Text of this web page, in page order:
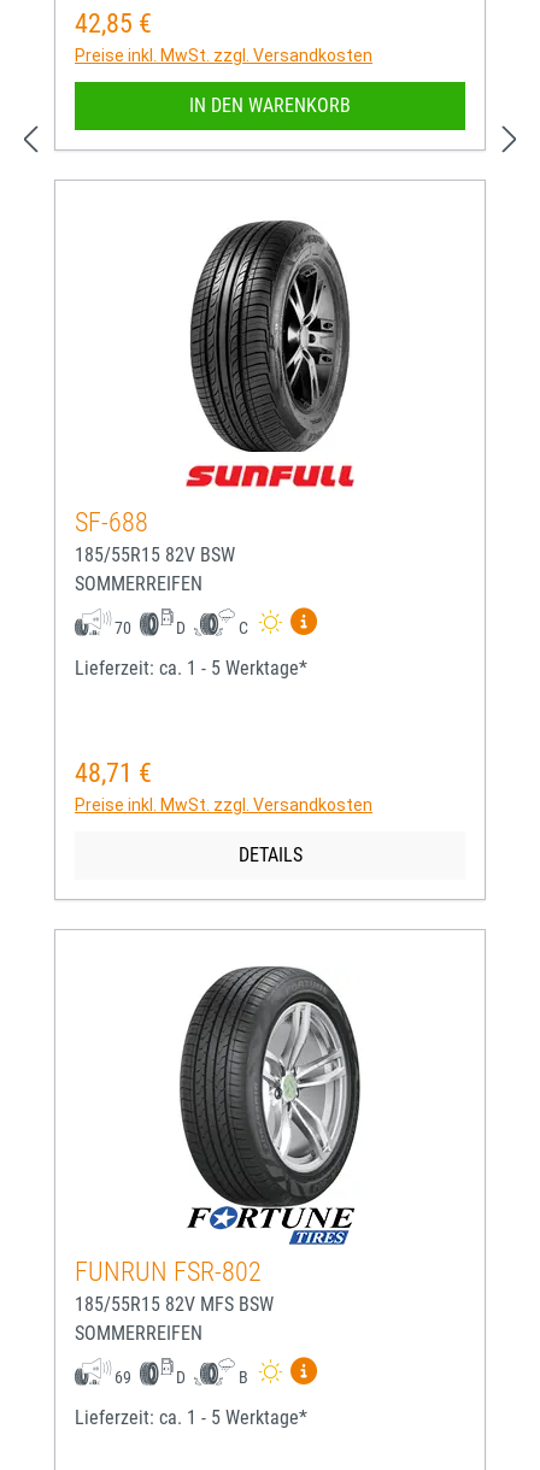
Regulärer Preis:
42,85 €
Preise inkl. MwSt. zzgl. Versandkosten
IN DEN WARENKORB
SF-688
185/55R15 82V BSW
SOMMERREIFEN
70 D C
Mehr Informationen zum
Lieferzeit: ca. 1 - 5 Werktage*
Regulärer Preis:
48,71 €
Preise inkl. MwSt. zzgl. Versandkosten
DETAILS
FUNRUN FSR-802
185/55R15 82V MFS BSW
SOMMERREIFEN
69 D B
Mehr Informationen zum
Lieferzeit: ca. 1 - 5 Werktage*